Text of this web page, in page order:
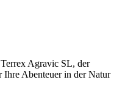
Agravic SL, der
Abenteuer in der Natur